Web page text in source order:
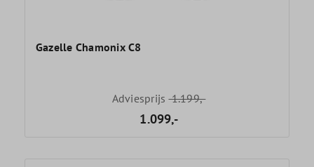
Gazelle Chamonix C8
Adviesprijs1.199,-
1.099,-